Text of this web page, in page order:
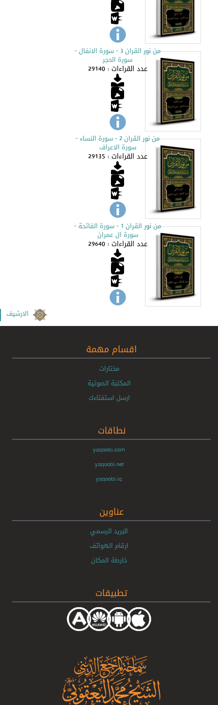
من نور القران 3 - سورة الانفال -
سورة الحجر
عدد القراءات : 29140
من نور القران 2 - سورة النساء -
سورة الاعراف
عدد القراءات : 29135
من نور القران 1 - سورة الفاتحة -
سورة ال عمران
عدد القراءات : 29640
الارشيف
اقسام مهمة
مختارات
المكتبة الصوتية
ارسل استفتاءك
نطاقات
yaqoobi.com
yaqoobi.net
yaqoobi.iq
عناوين
البريد الرسمي
ارقام الهواتف
خارطة المكان
تطبيقات